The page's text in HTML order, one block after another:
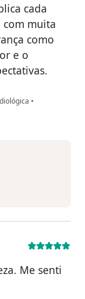
cada
com muita
como
e o
•
Me senti